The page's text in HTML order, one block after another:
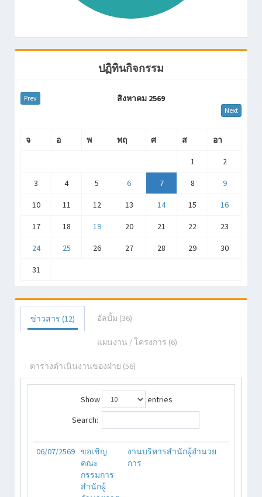
ประชุมคณะกรรมการที่
ปรึกษาผู้อำนวยการ ครั้งที่
02/07/2569 ประชุมคณะกรรมการงาน
ประกันคุณภาพภายใน
โรงเรียน ครั้งที่ 1/2569
งานประกัน
30/06/2569
พิธีบูชาขอบพระคุณฉลอง
ศาสนนามคณะภราดา
พัฒนาคุณภาพการศึกษาและ
มนุษย์
27/06/2569
พิธีมอบรางวัลบุคลากรที่ส่งผล
ขวัญกำลังใจให้บุคลากรที่มี
ผลงาน ปีการศึกษา 2568
งาน
มนุษย์
ปฏิบัติงานดีเยี่ยม โดยไม่มีวัน
2567-2568 และตลอดปีการ
ศึกษา 2566-2568
ทรัพยากร
22/06/2569
คณะครูเข้าร่วมประชุมรับ
ทราบนโยบาย แนวปฏิบัติฝ่าย
การศึกษา และเตรียมการ
ภราดาคณะเซนต์คาเบรียล ฯ
Showing 1 to 20 of 40 entries
Previous
2 Next
ปฏิทินกิจกรรม
Prev สิงหาคม 2569
Next
จ อ พ พฤ ศ ส อา
1 2
3 4 5 6 7 8 9
10 11 12 13 14 15 16
17 18 19 20 21 22 23
24 25 26 27 28 29 30
31
ข่าวสาร (12) อัลบั้ม (36)
แผนงาน / โครงการ (6)
ตารางดำเนินงานของฝ่าย (56)
Show
entries
Search:
06/07/2569 ขอเชิญ
คณะ
กรรมการ
สำนักผู้
งานบริหารสำนักผู้อำนวย
การ